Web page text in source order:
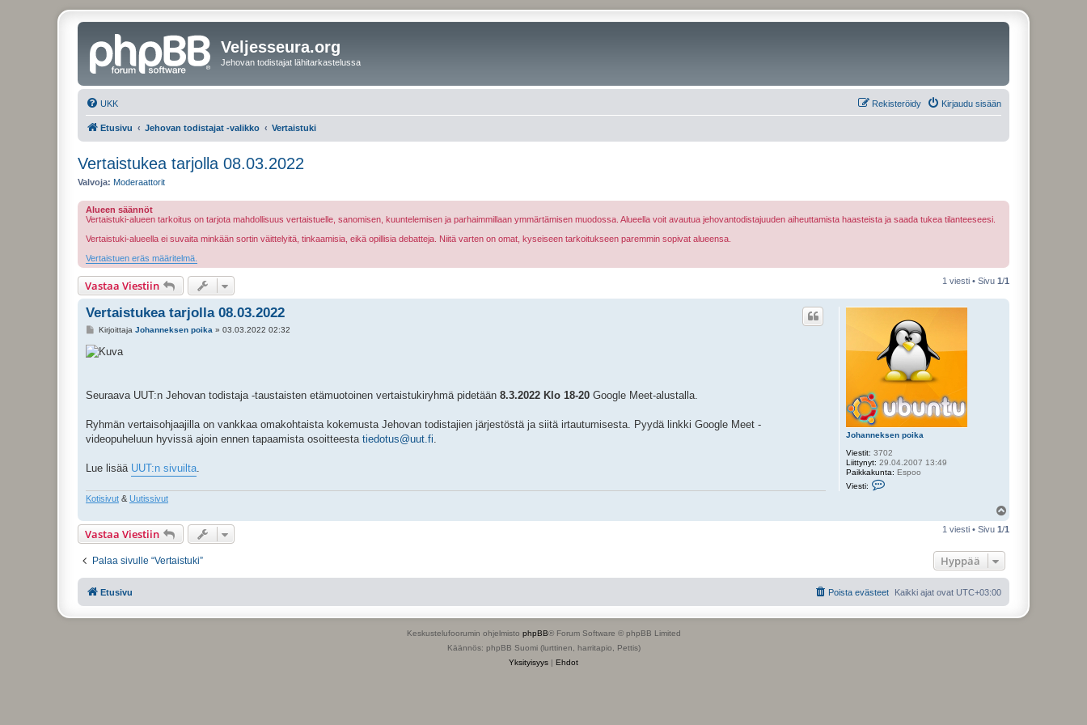
Veljesseura.org
Jehovan todistajat lähitarkastelussa
UKK Kirjaudu sisään
Rekisteröidy
Etusivu Jehovan todistajat -valikko Vertaistuki
Vertaistukea tarjolla 08.03.2022
Valvoja: Moderaattorit
Alueen säännöt
Vertaistuki-alueen tarkoitus on tarjota mahdollisuus vertaistuelle, sanomisen, kuuntelemisen ja parhaimmillaan ymmärtämisen muodossa. Alueella voit avautua jehovantodistajuuden aiheuttamista haasteista ja saada tukea tilanteeseesi.
Vertaistuki-alueella ei suvaita minkään sortin väittelyitä, tinkaamisia, eikä opillisia debatteja. Niitä varten on omat, kyseiseen tarkoitukseen paremmin sopivat alueensa.
Vertaistuen eräs määritelmä.
Vastaa Viestiin 1 viesti • Sivu 1/1
Johanneksen poika
Viestit: 3702
Liittynyt: 29.04.2007 13:49
Paikkakunta: Espoo
Viesti:
t
n
e
k
s
Vertaistukea tarjolla 08.03.2022
V
e
s
Kirjoittaja Johanneksen poika » 03.03.2022 02:32
Seuraava UUT:n Jehovan todistaja -taustaisten etämuotoinen vertaistukiryhmä pidetään 8.3.2022 Klo 18-20 Google Meet-alustalla.
Ryhmän vertaisohjaajilla on vankkaa omakohtaista kokemusta Jehovan todistajien järjestöstä ja siitä irtautumisesta. Pyydä linkki Google Meet -
videopuheluun hyvissä ajoin ennen tapaamista osoitteesta tiedotus@uut.fi
Lue lisää UUT:n sivuilta
Kotisivut & Uutissivut
ö
Vastaa Viestiin 1 viesti • Sivu 1 /1
Palaa sivulle “Vertaistuki” Hyppää
Etusivu Kaikki ajat ovat UTC+03:00
Poista evästeet
Keskustelufoorumin ohjelmisto phpBB® Forum Software © phpBB Limited
Käännös: phpBB Suomi (lurttinen, harritapio, Pettis)
Yksityisyys | Ehdot